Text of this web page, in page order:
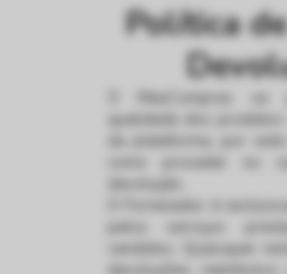
Política
O MeuCompras se
qualidade dos
da plataforma, por
O Fornecedor é
vendidos. Quaisquer